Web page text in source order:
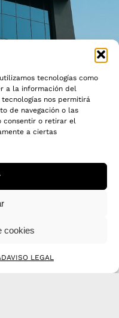
tecnologías como
a la información del
nos permitirá
de navegación o las
consentir o retirar el
a ciertas
cookies
AVISO LEGAL
XCL